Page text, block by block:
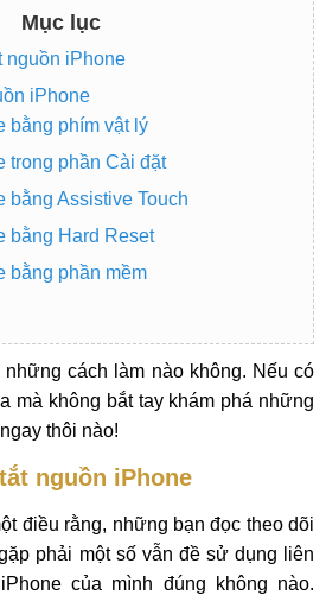
Mục lục
nguồn iPhone
iPhone
bằng phím vật lý
trong phần Cài đặt
bằng Assistive Touch
bằng Hard Reset
bằng phần mềm
cách làm nào không. Nếu có
mà không bắt tay khám phá những
ngay thôi nào!
nguồn iPhone
điều rằng, những bạn đọc theo dõi
phải một số vẫn đề sử dụng liên
của mình đúng không nào.